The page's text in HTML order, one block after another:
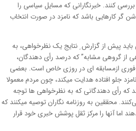
بررسی کنند. خبرنگارانی که مسایل سیاسی را
گر کارهایی باشد که نامزد در صورت انتخاب
باید پیش از گزارش ِ نتایج یک نظرخواهی، به
از گروهی مشابه” که درصد رأی دهندگان،
فوری ازمسابقه ای در روزی خاص است. بعضی
جلو افتاده هدایت میکند، چون مردم معمولا
که رأی دهندگانی که به نظرخواهی ها توجه
محققین به روزنامه نگاران توصیه میکنند که
اما آنها را مرکز ثقل پوشش خبری خود قرار